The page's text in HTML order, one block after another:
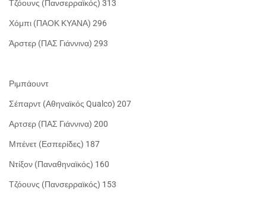
Τζόουνς (Πανσερραϊκός) 313
Χόμπι (ΠΑΟΚ ΚΥΑΝΑ) 296
Άρστερ (ΠΑΣ Γιάννινα) 293
Ριμπάουντ
Σέπαρντ (Αθηναϊκός Qualco) 207
Αρτσερ (ΠΑΣ Γιάννινα) 200
Μπένετ (Εσπερίδες) 187
Ντίξον (Παναθηναϊκός) 160
Τζόουνς (Πανσερραϊκός) 153